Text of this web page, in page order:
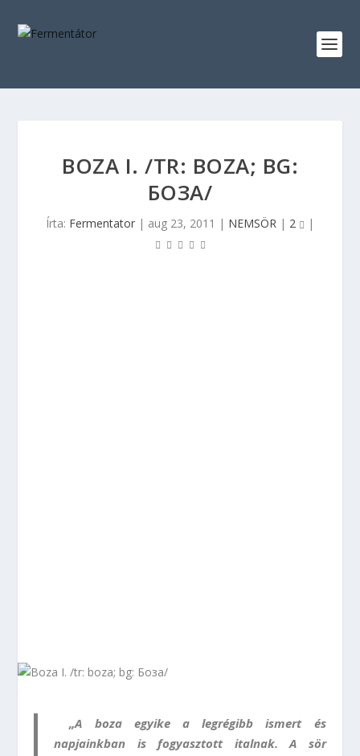
BOZA I. /TR: BOZA; BG:
БОЗА/
Írta: Fermentator | aug 23, 2011 | NEMSÖR | 2 |
„A boza egyike a legrégibb ismert és
napjainkban is fogyasztott italnak. A sör